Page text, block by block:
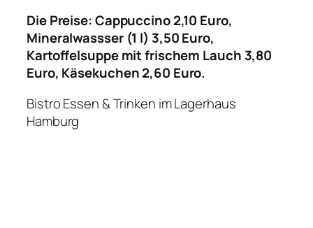
Die Preise: Cappuccino 2,10 Euro,
Mineralwassser (1 l) 3,50 Euro,
Kartoffelsuppe mit frischem Lauch 3,80
Euro, Käsekuchen 2,60 Euro.
Bistro Essen & Trinken im Lagerhaus
Hamburg